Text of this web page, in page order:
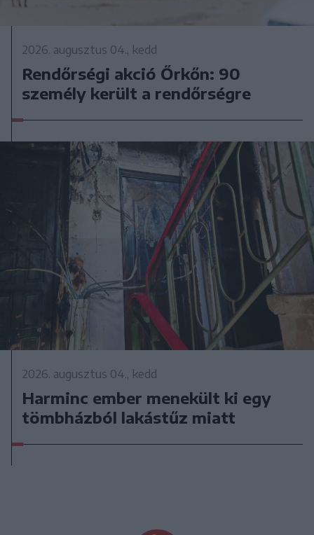
2026. augusztus 04., kedd
Rendőrségi akció Őrkőn: 90
személy került a rendőrségre
2026. augusztus 04., kedd
Harminc ember menekült ki egy
tömbházból lakástűz miatt